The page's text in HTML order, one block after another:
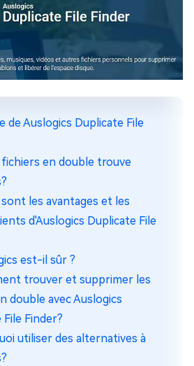
de Auslogics Duplicate File
fichiers en double trouve
sont les avantages et les
d'Auslogics Duplicate File
est-il sûr ?
trouver et supprimer les
double avec Auslogics
File Finder?
utiliser des alternatives à